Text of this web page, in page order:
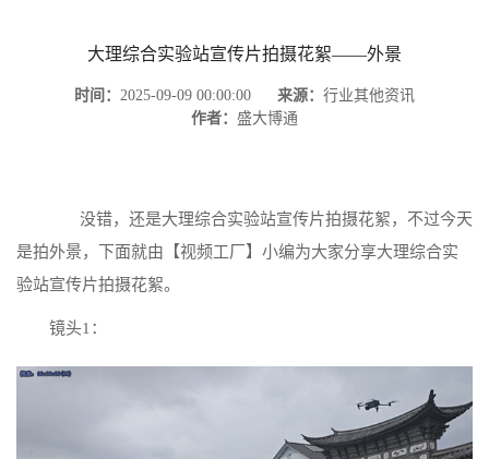
大理综合实验站宣传片拍摄花絮——外景
时间： 2025-09-09 00:00:00 来源： 行业其他资讯
作者： 盛大博通
没错，还是大理综合实验站宣传片拍摄花絮，不过今天
是拍外景，下面就由【视频工厂】小编为大家分享大理综合实
验站宣传片拍摄花絮。
镜头1：